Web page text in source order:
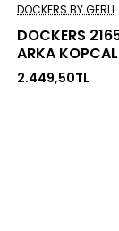
Stoklarda Yok
DOCKERS BY GERLI
DOCKERS
ARKA
2.449,50TL